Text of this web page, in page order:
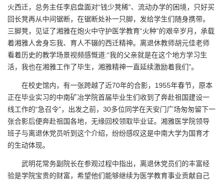
火西迁，总务主任李启盘面对“钱少凳稀”、流动办学的困境，只好买
回长凳再从中间锯断，在锯断处补一只脚，发给学生们随身携带。
三脚凳，见证了湘雅在炮火中守护医学教育“火种”的艰辛岁月，承载
着湘雅人舍身忘我、育人不辍的西迁精神。离退休教师胡元佳老师
看着历史的教学场景视频感慨道:“我的父亲就是在这个地方学习生
活，我也在湘雅工作了毕生，湘雅精神一直延续激励着我们”。
在校史馆内，有一张跨越了近70年的合影，1955年春节，原本
正在毕业实习的中南矿冶学院首届毕业生们收到了奔赴祖国建设一
线工作的“急召令”，出发之前，30多位同学在天安门广场匆匆留下一
张合影后便奔赴祖国各地，无缘回校领取毕业证。湘雅医学院领导
班子与离退休党员听到这个介绍，纷纷感叹这是中南大学为国育才
的生动体现。
武明花常务副院长在参观过程中指出，离退休党员们的丰富经
验是学院宝贵的财富，希望他们能够继续为医学教育事业贡献自己